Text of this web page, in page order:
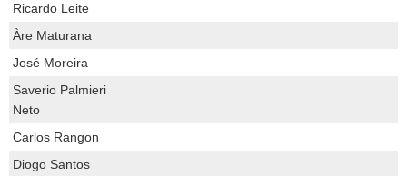
Ricardo Leite
Àre Maturana
José Moreira
Saverio Palmieri
Neto
Carlos Rangon
Diogo Santos